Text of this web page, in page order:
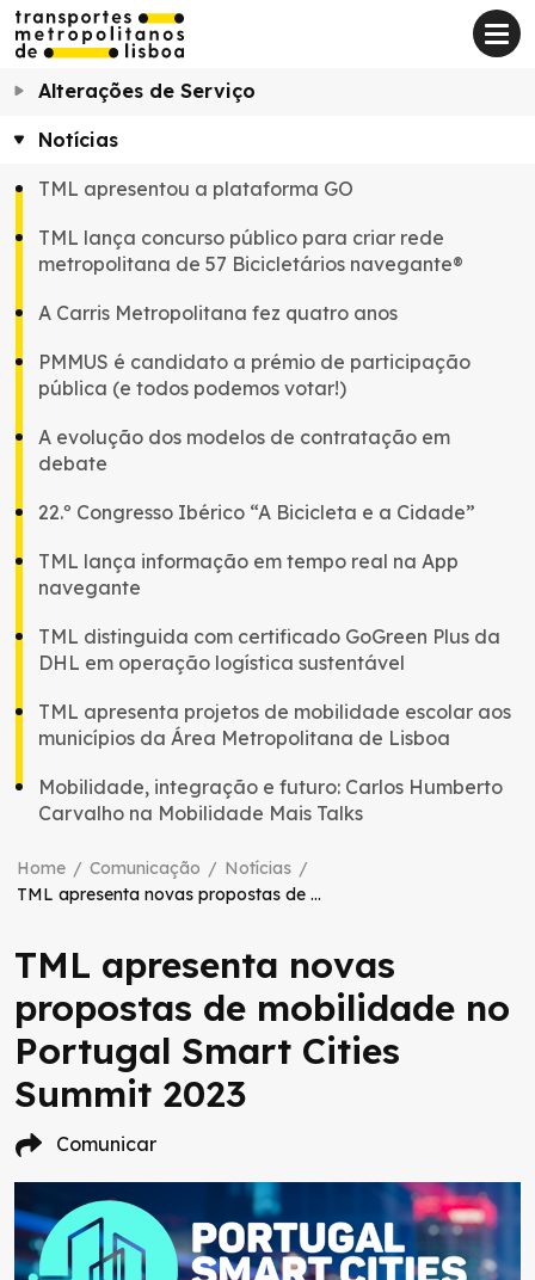
Home / Comunicação / Notícias /
TML apresenta novas propostas de mobilidade no Portugal Smart Cities Summit 2023
TML apresenta novas
propostas de mobilidade no
Portugal Smart Cities
Summit 2023
Comunicar
Alterações de Serviço
Notícias
TML apresentou a plataforma GO
TML lança concurso público para criar rede
metropolitana de 57 Bicicletários navegante®
A Carris Metropolitana fez quatro anos
PMMUS é candidato a prémio de participação
pública (e todos podemos votar!)
A evolução dos modelos de contratação em
debate
22.º Congresso Ibérico “A Bicicleta e a Cidade”
TML lança informação em tempo real na App
navegante
TML distinguida com certificado GoGreen Plus da
DHL em operação logística sustentável
TML apresenta projetos de mobilidade escolar aos
municípios da Área Metropolitana de Lisboa
Mobilidade, integração e futuro: Carlos Humberto
Carvalho na Mobilidade Mais Talks